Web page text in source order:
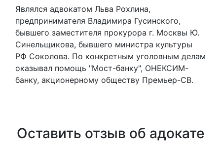
Являлся адвокатом Льва Рохлина,
предпринимателя Владимира Гусинского,
бывшего заместителя прокурора г. Москвы Ю.
Синельщикова, бывшего министра культуры
РФ Соколова. По конкретным уголовным делам
оказывал помощь "Мост-банку", ОНЕКСИМ-
банку, акционерному обществу Премьер-СВ.
Оставить отзыв об адокате